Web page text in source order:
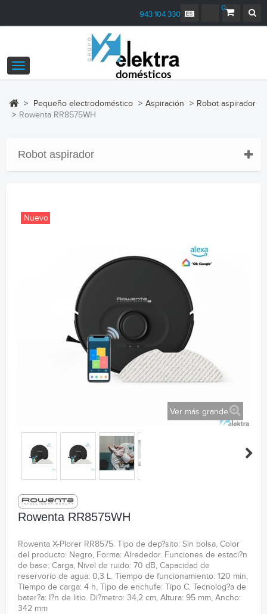
0
943 104 330
Navegación
Toggle
> Pequeño electrodoméstico > Aspiración > Robot aspirador
> Rowenta RR8575WH
Robot aspirador
Nuevo
Ver más grande
Rowenta RR8575WH
Rowenta X-Plorer RR8575. Tipo de dep?sito: Sin bolsa, Color
del producto: Negro, Forma: Alrededor. Funciones de estaci?n
de base: Carga, Nivel de ruido: 70 dB, Capacidad de
reservorio de agua: 0,3 L. Tiempo de funcionamiento: 120 min,
Tiempo de carga: 4 h, Tipo de enchufe: Tipo C. Tecnolog?a de
bater?a: I?n de litio. Di?metro: 34,2 cm, Altura: 95 mm, Ancho:
342 mm